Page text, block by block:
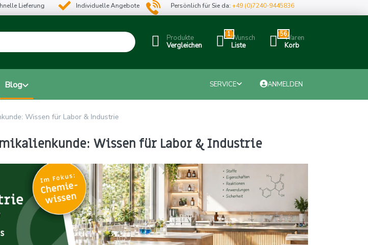
Lieferung Individuelle Angebote Persönlich für Sie da:+49 (0)7240-9445836
Produkte
Vergleichen
1Wunsch
Liste
56Waren
Korb
Blog SERVICE ANMELDEN
Wissen für Labor & Industrie
Wissen für Labor & Industrie